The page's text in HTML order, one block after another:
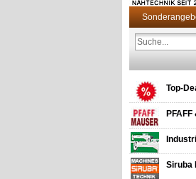
Top-
Siruba